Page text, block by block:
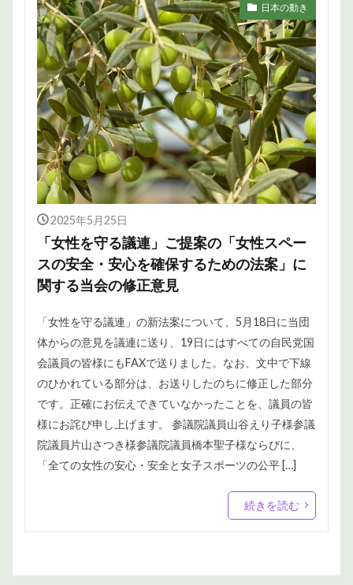
日本の動き
2025年5月25日
「女性を守る議連」ご提案の「女性スペー
スの安全・安心を確保するための法案」に
関する当会の修正意見
「女性を守る議連」の新法案について、5月18日に当団
体からの意見を議連に送り、19日にはすべての自民党国
会議員の皆様にもFAXで送りました。なお、文中で下線
のひかれている部分は、お送りしたのちに修正した部分
です。正確にお伝えできていなかったことを、議員の皆
様にお詫び申し上げます。 参議院議員山谷えり子様参議
院議員片山さつき様参議院議員橋本聖子様ならびに、
「全ての女性の安心・安全と女子スポーツの公平 […]
続きを読む